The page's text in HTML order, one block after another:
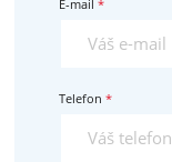
E-mail
Telefon